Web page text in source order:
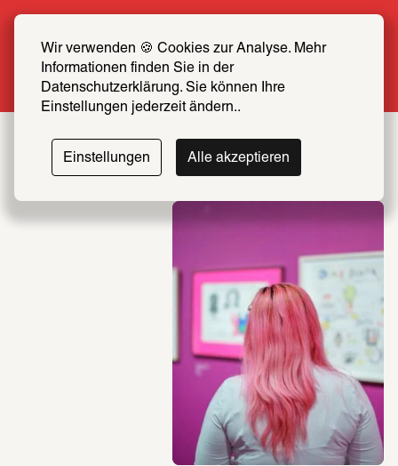
Wir verwenden 🍪 Cookies zur Analyse. Mehr
Informationen finden Sie in der
Datenschutzerklärung. Sie können Ihre
Einstellungen jederzeit ändern..
Einstellungen Alle akzeptieren
SCHIRN FREUND*IN werden
Mehr erfahren